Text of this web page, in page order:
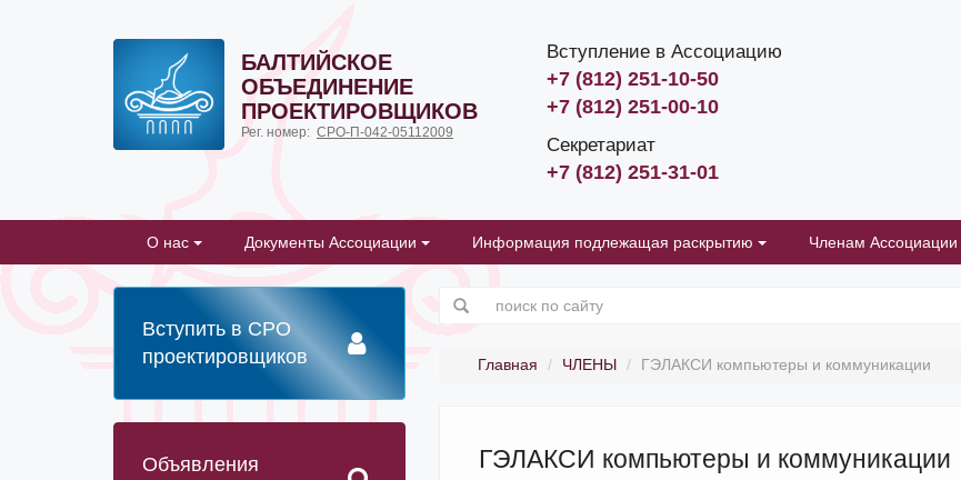
БАЛТИЙСКОЕ
ОБЪЕДИНЕНИЕ
ПРОЕКТИРОВЩИКОВ
Рег. номер: СРО-П-042-05112009
Вступление в Ассоциацию
+7 (812) 251-10-50
+7 (812) 251-00-10
Секретариат
+7 (812) 251-31-01
О нас Документы Ассоциации Информация подлежащая раскрытию Членам Ассоциации
Главная ЧЛЕНЫ ГЭЛАКСИ компьютеры и коммуникации
ГЭЛАКСИ компьютеры и коммуникации
Вступить в СРО
проектировщиков
Объявления